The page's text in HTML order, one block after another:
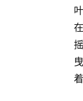
叶
在
摇
曳
着